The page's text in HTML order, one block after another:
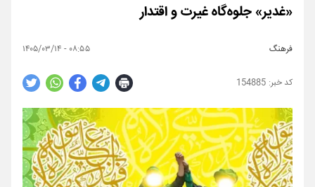
«غدیر» جلوه‌گاه غیرت و اقتدار
فرهنگ ۰۸:۵۵ - ۱۴۰۵/۰۳/۱۴
154885